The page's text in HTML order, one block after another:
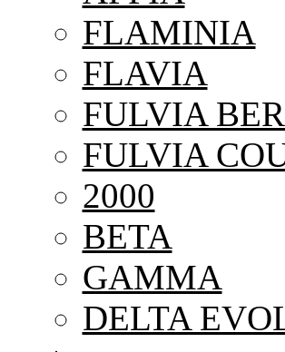
FLAMINIA
FLAVIA
FULVIA
FULVIA
2000
BETA
GAMMA
DELTA